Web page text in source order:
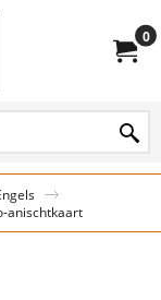
0
anischtkaart